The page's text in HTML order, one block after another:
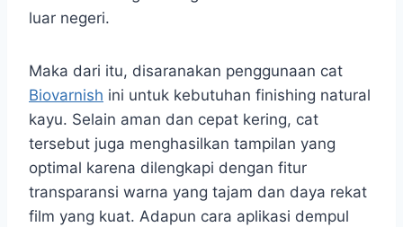
luar negeri.
Maka dari itu, disaranakan penggunaan cat
Biovarnish ini untuk kebutuhan finishing natural
kayu. Selain aman dan cepat kering, cat
tersebut juga menghasilkan tampilan yang
optimal karena dilengkapi dengan fitur
transparansi warna yang tajam dan daya rekat
film yang kuat. Adapun cara aplikasi dempul